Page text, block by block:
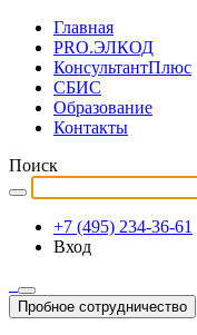
Главная
PRO.ЭЛКОД
КонсультантПлюс
СБИС
Образование
Контакты
Поиск
+7 (495) 234-36-61
Вход
Пробное сотрудничество